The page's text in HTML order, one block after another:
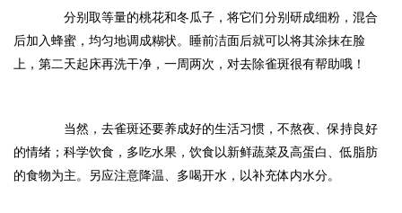
分别取等量的桃花和冬瓜子，将它们分别研成细粉，混合
后加入蜂蜜，均匀地调成糊状。睡前洁面后就可以将其涂抹在脸
上，第二天起床再洗干净，一周两次，对去除雀斑很有帮助哦！
当然，去雀斑还要养成好的生活习惯，不熬夜、保持良好
的情绪；科学饮食，多吃水果，饮食以新鲜蔬菜及高蛋白、低脂肪
的食物为主。另应注意降温、多喝开水，以补充体内水分。